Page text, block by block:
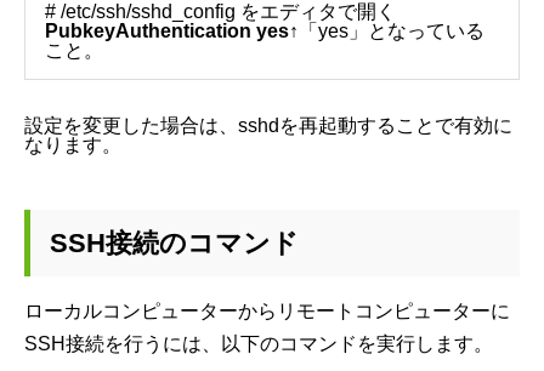
# /etc/ssh/sshd_config をエディタで開く
PubkeyAuthentication yes↑「yes」となっている
こと。
設定を変更した場合は、sshdを再起動することで有効に
なります。
SSH接続のコマンド
ローカルコンピューターからリモートコンピューターに
SSH接続を行うには、以下のコマンドを実行します。